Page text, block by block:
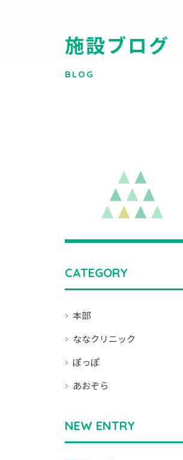
施設ブログ
BLOG
CATEGORY
本部
ななクリニック
ぽっぽ
あおぞら
NEW ENTRY